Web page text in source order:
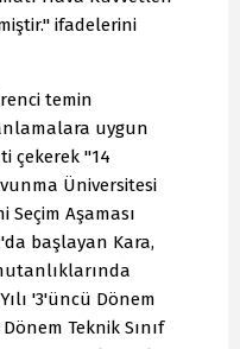
ifadelerini
temin
uygun
çekerek "14
Üniversitesi
Seçim Aşaması
başlayan Kara,
'3'üncü Dönem
Teknik Sınıf